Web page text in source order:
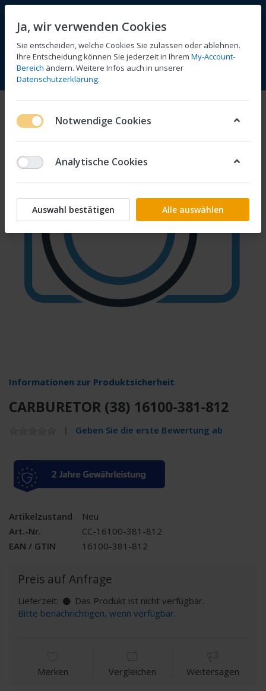
Menü Anmelden Vergleichen Wunschliste
Informationen zur Produktsicherheit
CARBURETOR (38) 16100-381-812
Geben Sie die erste Bewertung ab
Artikelzustand
Neu
Art.-Nr.
CC-16100-381-812
EAN / GTIN
16100-381-812
Preis auf Anfrage
Lieferzeit:
Das Produkt ist nicht verfügbar.
Bitte benachrichtigen, wenn verfügbar.
Merken Vergleichen Weitersagen
Ja, wir verwenden Cookies
Sie entscheiden, welche Cookies Sie zulassen oder ablehnen.
Ihre Entscheidung können Sie jederzeit in Ihrem My-Account-
Bereich ändern. Weitere Infos auch in unserer
Datenschutzerklärung.
Notwendige Cookies
Analytische Cookies
Auswahl bestätigen Alle auswählen